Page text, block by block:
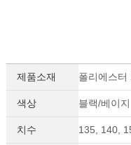
제품소재 폴리에스터
색상 블랙/베이지
치수 135, 140,